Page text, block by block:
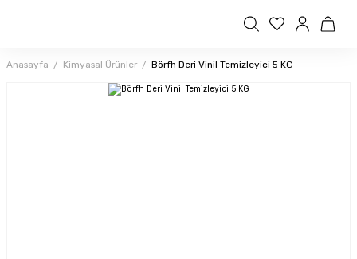
Anasayfa Kimyasal Ürünler Börfh Deri Vinil Temizleyici 5 KG